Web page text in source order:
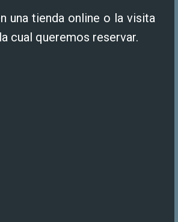
una tienda online o la visita
cual queremos reservar.